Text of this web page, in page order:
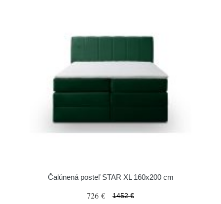
Čalúnená posteľ STAR XL 160x200 cm
726 € 1452 €